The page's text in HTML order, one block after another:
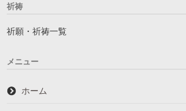
祈祷
祈願・祈祷一覧
メニュー
ホーム